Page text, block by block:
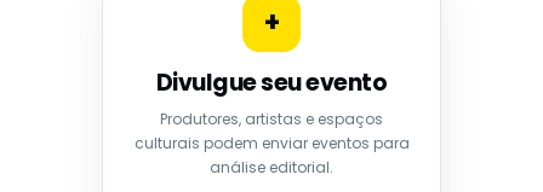
+
Divulgue seu evento
Produtores, artistas e espaços
culturais podem enviar eventos para
análise editorial.